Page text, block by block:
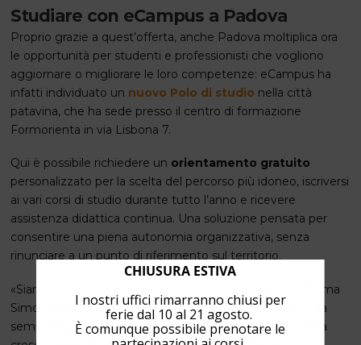
Studiare con eCampus a Padova
Proprio grazie a quest’offerta, anche Padova moltiplica ora
le opportunità per studenti e professionisti che vogliono
aggiornare o migliorare le loro competenze: eCampus ha
infatti individuato un nuovo Polo di studio nella città
patavina, che ha sede presso il centro di formazione
Formorienta in via Lisbona 7.
Qui è possibile richiedere un orientamento gratuito
personalizzato per la scelta del percorso più idoneo, iscriversi
ai vari corsi di studio durante tutto l’anno e ricevere
assistenza didattica continua. Una soluzione pensata per
consentire una piena autonomia organizzativa, senza
rinunciare a un punto di riferimento sul territorio.
«Siamo orgogliosi della partnership con eCampus» afferma
Simone Marzola, direttore di Formorienta. «Puntiamo da
sempre allo sviluppo delle competenze come leva per la
CHIUSURA ESTIVA
I nostri uffici rimarranno chiusi per
ferie dal 10 al 21 agosto.
È comunque possibile prenotare le